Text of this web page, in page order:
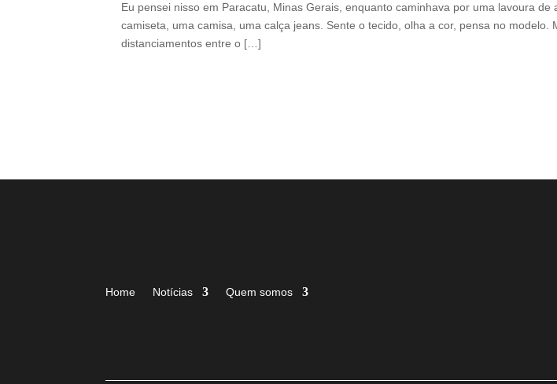
Eu pensei nisso em Paracatu, Minas Gerais, enquanto caminhava por uma lavoura
camiseta, uma camisa, uma calça jeans. Sente o tecido, olha a cor, pensa no
distanciamentos entre o […]
Home Notícias Quem somos